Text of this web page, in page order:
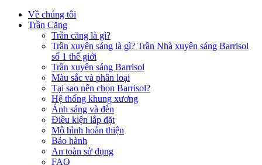
Về chúng tôi
Trần Căng
Trần căng là gì?
Trần xuyên sáng là gì? Trần Nhà xuyên sáng Barrisol
số 1 thế giới
Trần xuyên sáng Barrisol
Màu sắc và phân loại
Tại sao nên chọn Barrisol?
Hệ thống khung xương
Ánh sáng và đèn
Điều kiện lắp đặt
Mô hình hoàn thiện
Bảo hành
An toàn sử dụng
FAQ